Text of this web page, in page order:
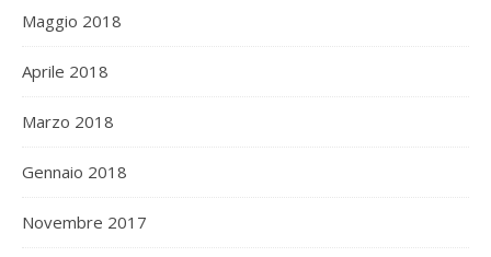
Maggio 2018
Aprile 2018
Marzo 2018
Gennaio 2018
Novembre 2017